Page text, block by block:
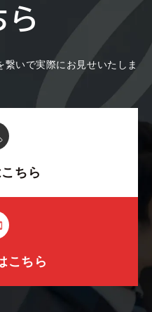
ら
いで実際にお見せいたしま
ちら
こちら